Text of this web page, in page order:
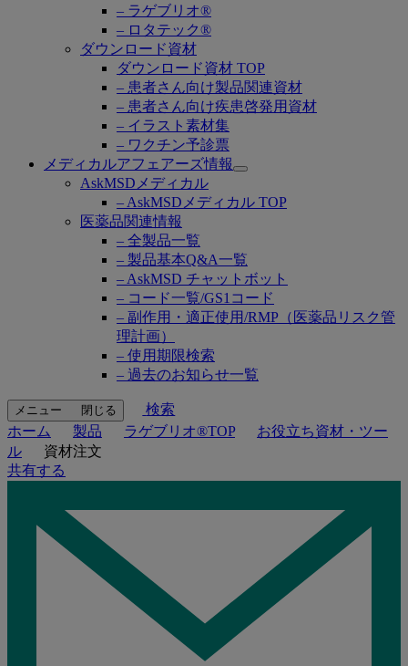
– ラゲブリオ®
– ロタテック®
ダウンロード資材
ダウンロード資材 TOP
– 患者さん向け製品関連資材
– 患者さん向け疾患啓発用資材
– イラスト素材集
– ワクチン予診票
メディカルアフェアーズ情報
Open
AskMSDメディカル
– AskMSDメディカル TOP
医薬品関連情報
– 全製品一覧
– 製品基本Q&A一覧
– AskMSD チャットボット
– コード一覧/GS1コード
– 副作用・適正使用/RMP（医薬品リスク管
理計画）
– 使用期限検索
– 過去のお知らせ一覧
メニュー 閉じる
検索
ホーム
製品 ラゲブリオ®TOP
お役立ち資材・ツー
ル
資材注文
共有する